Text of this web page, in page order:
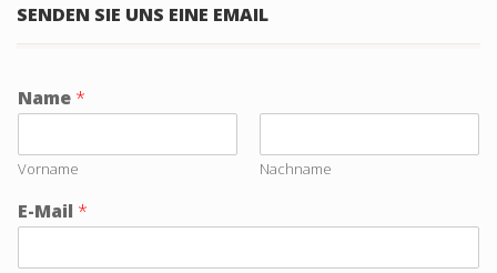
SENDEN SIE UNS EINE EMAIL
Name *
Vorname Nachname
E-Mail *